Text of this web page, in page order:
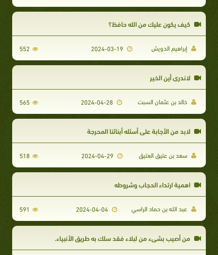
كيف يكون عليك من الله حافظ؟
إبراهيم الدويش 2024-03-19
552
لاندري أين الخير
خالد بن عثمان السبت 2024-04-28
565
لابد من الأجابة على أسئله أبنائنا المحرجة
سعد بن عتيق العتيق 518
اهمية ارتداء الحجاب وشروطه
عبد الله بن حماد الراسي 591
من أصيب بشىء من لبلاء فقد سلك به طريق الأنبياء.